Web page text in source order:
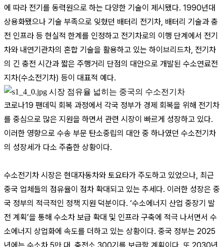
에 따라 전기를 동력원으로 하는 다양한 기술이 제시됐다. 1990년대
상용화됐으나 기술 부족으로 잊혔던 배터리 전기차, 배터리 기술과 충
전 인프라 등 현실적 한계를 인정하고 전기차로의 이행 단계에서 전기
차와 내연기관차의 혼합 기술을 활용하고 있는 하이브리드차, 전기차
의 긴 충전 시간과 짧은 주행거리 단점의 대안으로 개발된 수소연료전
지차(수소전기차) 등이 대표적 예다.
시장 점유율 넓히는 중국의 수소전기차
코로나19 팬데믹 회복 과정에서 각국 정부가 경제 회복을 위해 전기차
를 중심으로 많은 지원을 하면서 관련 시장이 빠르게 성장하고 있다.
이러한 영향으로 수송 부문 탄소중립의 대안 중 하나였던 수소전기차
의 성장세가 다소 주춤한 상황이다.
수소전기차 시장은 현대자동차와 토요타가 주도하고 있었으나, 최근
중국 업체들의 점유율이 점차 확대되고 있는 추세다. 이러한 성장은 중
국 정부의 적극적인 정책 지원 덕분이다. ‘수소에너지 산업 중장기 발
전 계획’을 통해 수소차 보급 확대 및 인프라 구축에 적극 나서면서 수
소에너지 상업화에 속도를 더하고 있는 상황이다. 중국 정부는 2025